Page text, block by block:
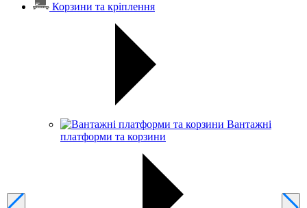
Корзини та кріплення
Вантажні
платформи та корзини